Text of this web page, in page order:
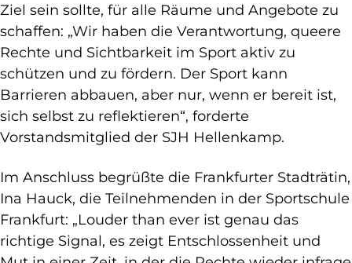
Ziel sein sollte, für alle Räume und Angebote zu
schaffen: „Wir haben die Verantwortung, queere
Rechte und Sichtbarkeit im Sport aktiv zu
schützen und zu fördern. Der Sport kann
Barrieren abbauen, aber nur, wenn er bereit ist,
sich selbst zu reflektieren“, forderte
Vorstandsmitglied der SJH Hellenkamp.
Im Anschluss begrüßte die Frankfurter Stadträtin,
Ina Hauck, die Teilnehmenden in der Sportschule
Frankfurt: „Louder than ever ist genau das
richtige Signal, es zeigt Entschlossenheit und